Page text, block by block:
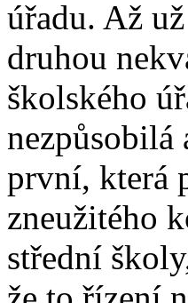
úřadu. Až
druhou
školského
nezpůsobilá
první, která
zneužitého
střední